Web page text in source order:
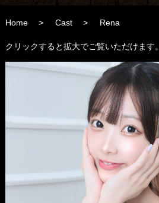
Home Cast Rena
クリックすると拡大でご覧いただけます。